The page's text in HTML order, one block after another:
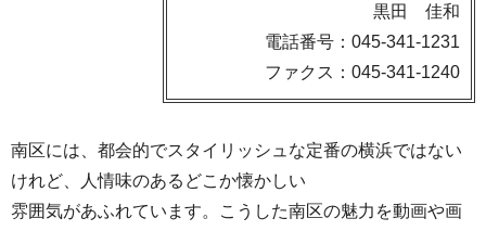
黒田 佳和
電話番号：045-341-1231
ファクス：045-341-1240
南区には、都会的でスタイリッシュな定番の横浜ではない
けれど、人情味のあるどこか懐かしい
雰囲気があふれています。こうした南区の魅力を動画や画